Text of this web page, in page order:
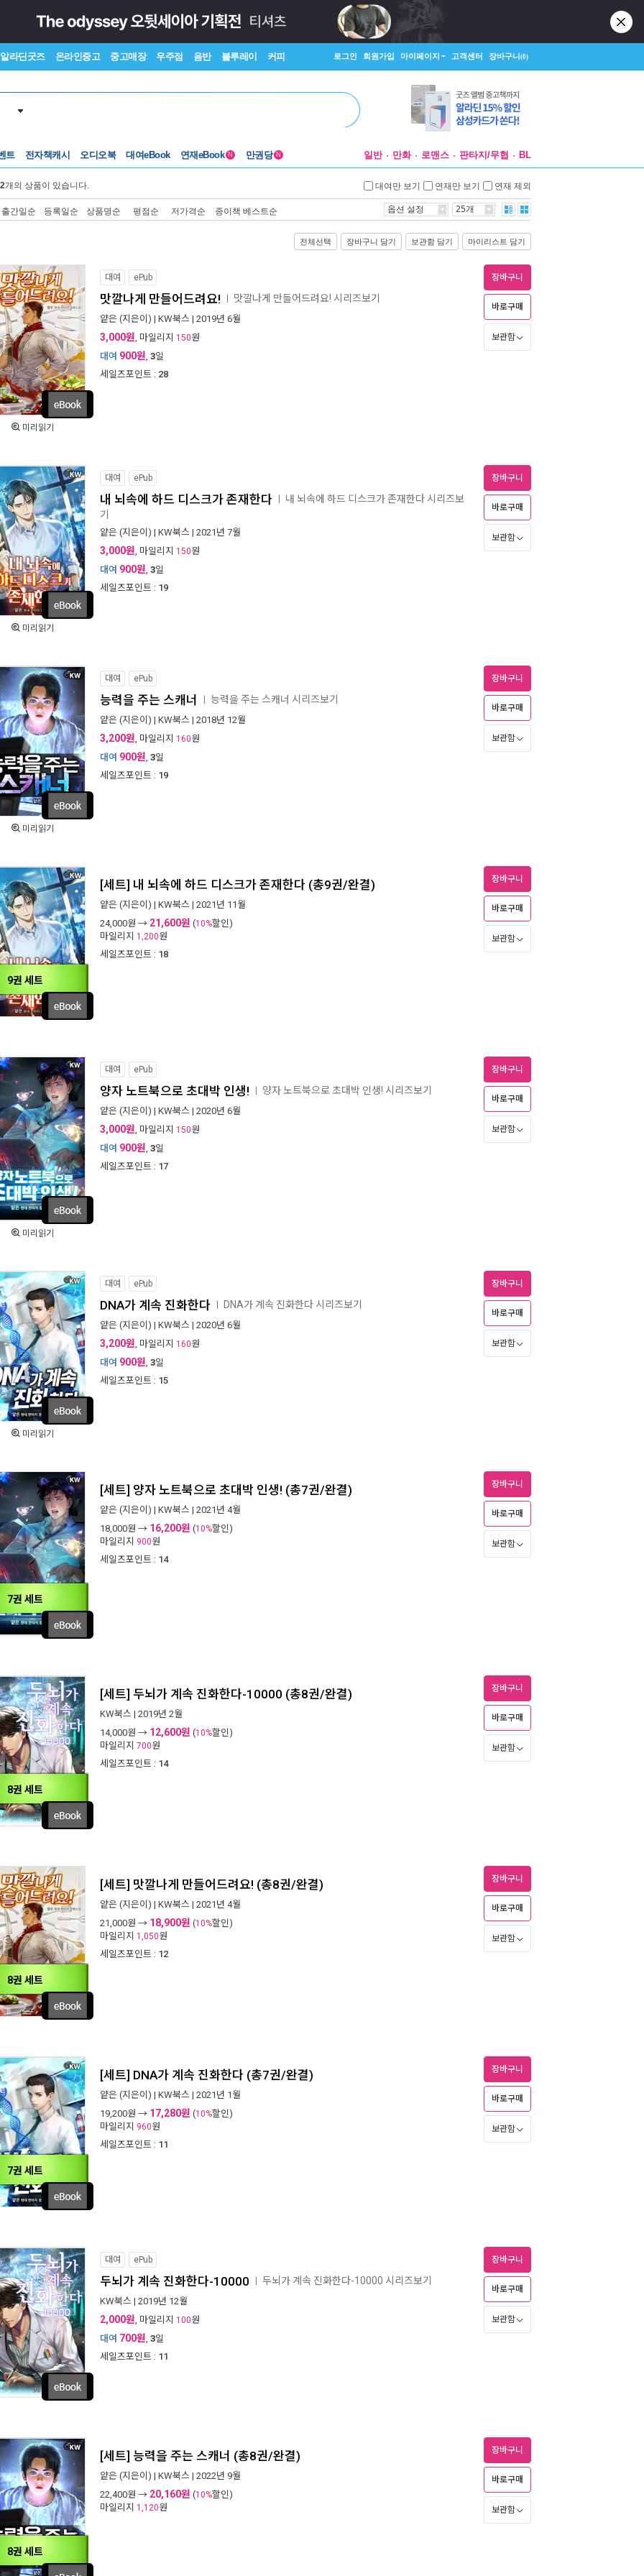
알라딘굿즈 온라인중고 중고매장 우주점 음반 블루레이 커피 로그인 회원가입 마이페이지 고객센터 장바구니(0)
트 전자책캐시 오디오북 대여eBook 연재eBook N 만권당 N 일반 만화 로맨스 판타지/무협 BL
개의 상품이 있습니다. 대여만 보기 연재만 보기 연재 제외
출간일순 등록일순 상품명순 평점순 저가격순 종이책 베스트순 옵션 설정 25개
전체선택 장바구니 담기 보관함 담기 마이리스트 담기
미리읽기
대여 ePub
맛깔나게 만들어드려요! 맛깔나게 만들어드려요! 시리즈보기
얕은 (지은이) | KW북스 | 2019년 6월
3,000원, 마일리지 150원
대여 900원, 3일
세일즈포인트 : 28
장바구니
바로구매
보관함
미리읽기
대여 ePub
내 뇌속에 하드 디스크가 존재한다 내 뇌속에 하드 디스크가 존재한다 시리즈보
기
얕은 (지은이) | KW북스 | 2021년 7월
3,000원, 마일리지 150원
대여 900원, 3일
세일즈포인트 : 19
장바구니
바로구매
보관함
미리읽기
대여 ePub
능력을 주는 스캐너 능력을 주는 스캐너 시리즈보기
얕은 (지은이) | KW북스 | 2018년 12월
3,200원, 마일리지 160원
대여 900원, 3일
세일즈포인트 : 19
장바구니
바로구매
보관함
9권 세트
[세트] 내 뇌속에 하드 디스크가 존재한다 (총9권/완결)
얕은 (지은이) | KW북스 | 2021년 11월
24,000원 → 21,600원 (10%할인)
마일리지 1,200원
세일즈포인트 : 18
장바구니
바로구매
보관함
미리읽기
대여 ePub
양자 노트북으로 초대박 인생! 양자 노트북으로 초대박 인생! 시리즈보기
얕은 (지은이) | KW북스 | 2020년 6월
3,000원, 마일리지 150원
대여 900원, 3일
세일즈포인트 : 17
장바구니
바로구매
보관함
미리읽기
대여 ePub
DNA가 계속 진화한다 DNA가 계속 진화한다 시리즈보기
얕은 (지은이) | KW북스 | 2020년 6월
3,200원, 마일리지 160원
대여 900원, 3일
세일즈포인트 : 15
장바구니
바로구매
보관함
7권 세트
[세트] 양자 노트북으로 초대박 인생! (총7권/완결)
얕은 (지은이) | KW북스 | 2021년 4월
18,000원 → 16,200원 (10%할인)
마일리지 900원
세일즈포인트 : 14
장바구니
바로구매
보관함
8권 세트
[세트] 두뇌가 계속 진화한다-10000 (총8권/완결)
KW북스 | 2019년 2월
14,000원 → 12,600원 (10%할인)
마일리지 700원
세일즈포인트 : 14
장바구니
바로구매
보관함
8권 세트
[세트] 맛깔나게 만들어드려요! (총8권/완결)
얕은 (지은이) | KW북스 | 2021년 4월
21,000원 → 18,900원 (10%할인)
마일리지 1,050원
세일즈포인트 : 12
장바구니
바로구매
보관함
7권 세트
[세트] DNA가 계속 진화한다 (총7권/완결)
얕은 (지은이) | KW북스 | 2021년 1월
19,200원 → 17,280원 (10%할인)
마일리지 960원
세일즈포인트 : 11
장바구니
바로구매
보관함
대여 ePub
두뇌가 계속 진화한다-10000 두뇌가 계속 진화한다-10000 시리즈보기
KW북스 | 2019년 12월
2,000원, 마일리지 100원
대여 700원, 3일
세일즈포인트 : 11
장바구니
바로구매
보관함
8권 세트
[세트] 능력을 주는 스캐너 (총8권/완결)
얕은 (지은이) | KW북스 | 2022년 9월
22,400원 → 20,160원 (10%할인)
마일리지 1,120원
장바구니
바로구매
보관함